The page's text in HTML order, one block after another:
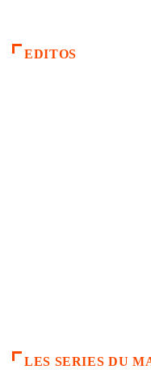
EDITOS
LES SERIES DU